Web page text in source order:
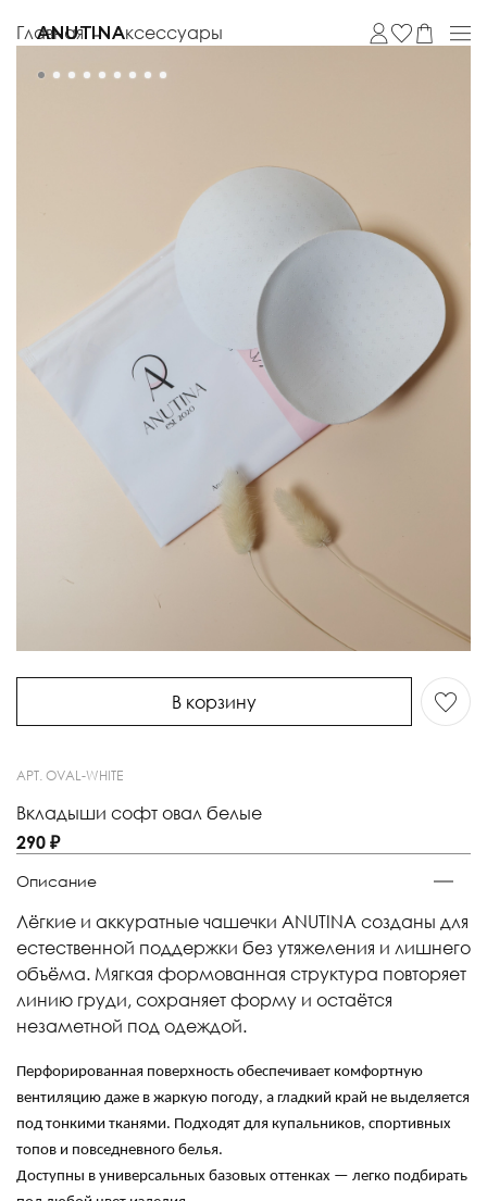
ANUTINA
Главная Аксессуары
Вкладыши софт овал белые
290 ₽
АРТ. OVAL-WHITE
В корзину
Описание
Лёгкие и аккуратные чашечки ANUTINA созданы для
естественной поддержки без утяжеления и лишнего
объёма. Мягкая формованная структура повторяет
линию груди, сохраняет форму и остаётся
незаметной под одеждой.
Перфорированная поверхность обеспечивает комфортную
вентиляцию даже в жаркую погоду, а гладкий край не выделяется
под тонкими тканями. Подходят для купальников, спортивных
топов и повседневного белья.
Доступны в универсальных базовых оттенках — легко подбирать